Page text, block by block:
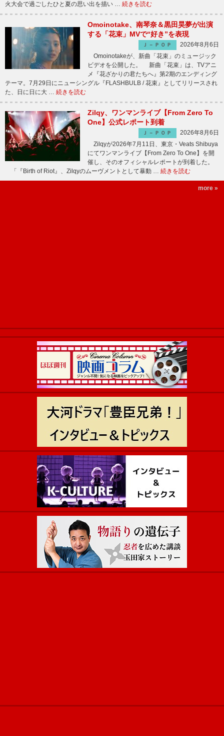
火大会で過ごしたひと夏の思い出を描い … 続きを読む
Omoinotake、南琴奈＆黒田昊夢が出演
する「花束」MVで“好き”を表現
Ｊ－ＰＯＰ
2026年8月6日
Omoinotakeが、新曲「花束」のミュージック
ビデオを公開した。 新曲「花束」は、TVアニ
メ『花ざかりの君たちへ』第2期のエンディング
テーマ。7月29日にニューシングル『FLASHBULB / 花束』としてリリースされ
た、日に日に大 … 続きを読む
Zilqy、ワンマンライブ【From Zero To
One】公式レポート到着
Ｊ－ＰＯＰ
2026年8月6日
Zilqyが2026年7月11日、東京・Veats Shibuya
にてワンマンライブ【From Zero To One】を開
催し、そのオフィシャルレポートが到着した。
「『Birth of Riot』、Zilqyのムーヴメントとして暴動 … 続きを読む
more »